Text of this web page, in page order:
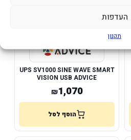
העדפות
תקנון
UPS SV1000 SINE WAVE SMART
VISION USB ADVICE
₪1,070
הוסף לסל